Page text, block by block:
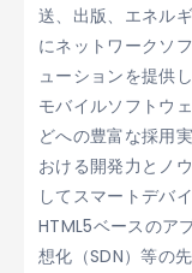
送、出版、エネル
にネットワークソ
ューションを提供
モバイルソフトウ
どへの豊富な採用
おける開発力とノ
してスマートデバ
HTML5ベースのア
想化（SDN）等の